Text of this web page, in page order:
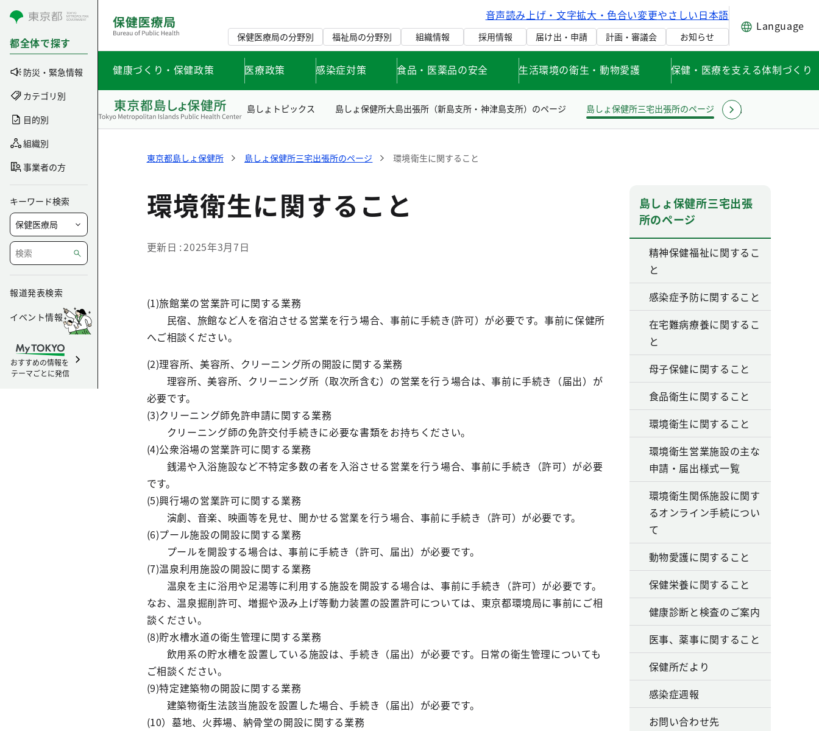
コンテンツにスキップ
都全体で探す
防災・緊急情報
カテゴリ別
目的別
組織別
事業者の方
キーワード検索
報道発表検索
イベント情報
おすすめの情報を
テーマごとに発信
音声読み上げ・文字拡大・色合い変更やさしい日本語
保健医療局の分野別 福祉局の分野別 組織情報 採用情報 届け出・申請 計画・審議会 お知らせ
Language
健康づくり・保健政策 医療政策 感染症対策 食品・医薬品の安全 生活環境の衛生・動物愛護 保健・医療を支える体制づくり
島しょトピックス 島しょ保健所大島出張所（新島支所・神津島支所）のページ 島しょ保健所三宅出張所のページ 島しょ保健所八丈出
東京都島しょ保健所 島しょ保健所三宅出張所のページ 環境衛生に関すること
環境衛生に関すること
更新日 2025年3月7日
(1)旅館業の営業許可に関する業務
民宿、旅館など人を宿泊させる営業を行う場合、事前に手続き(許可）が必要です。事前に保健所
へご相談ください。
(2)理容所、美容所、クリーニング所の開設に関する業務
理容所、美容所、クリーニング所（取次所含む）の営業を行う場合は、事前に手続き（届出）が
必要です。
(3)クリーニング師免許申請に関する業務
クリーニング師の免許交付手続きに必要な書類をお持ちください。
(4)公衆浴場の営業許可に関する業務
銭湯や入浴施設など不特定多数の者を入浴させる営業を行う場合、事前に手続き（許可）が必要
です。
(5)興行場の営業許可に関する業務
演劇、音楽、映画等を見せ、聞かせる営業を行う場合、事前に手続き（許可）が必要です。
(6)プール施設の開設に関する業務
プールを開設する場合は、事前に手続き（許可、届出）が必要です。
(7)温泉利用施設の開設に関する業務
温泉を主に浴用や足湯等に利用する施設を開設する場合は、事前に手続き（許可）が必要です。
なお、温泉掘削許可、増掘や汲み上げ等動力装置の設置許可については、東京都環境局に事前にご相
談ください。
(8)貯水槽水道の衛生管理に関する業務
飲用系の貯水槽を設置している施設は、手続き（届出）が必要です。日常の衛生管理についても
ご相談ください。
(9)特定建築物の開設に関する業務
建築物衛生法該当施設を設置した場合、手続き（届出）が必要です。
(10）墓地、火葬場、納骨堂の開設に関する業務
島しょ保健所三宅出張
所のページ
精神保健福祉に関するこ
と
感染症予防に関すること
在宅難病療養に関するこ
と
母子保健に関すること
食品衛生に関すること
環境衛生に関すること
環境衛生営業施設の主な
申請・届出様式一覧
環境衛生関係施設に関す
るオンライン手続につい
て
動物愛護に関すること
保健栄養に関すること
健康診断と検査のご案内
医事、薬事に関すること
保健所だより
感染症週報
お問い合わせ先